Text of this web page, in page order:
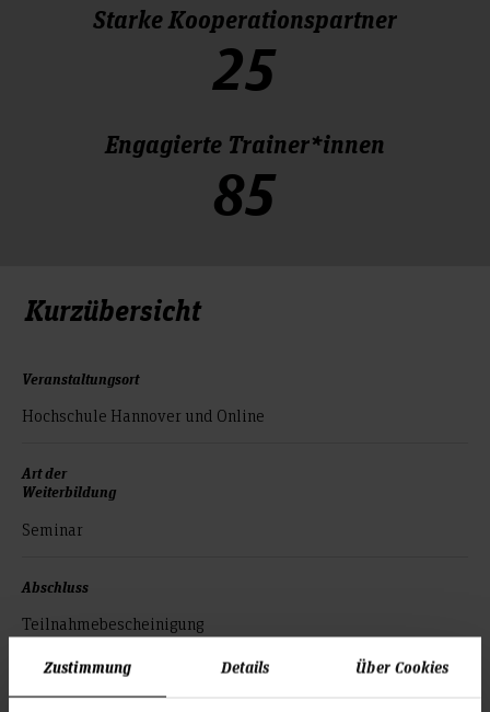
Zustimmung Details Über Cookies
Starke Kooperationspartner
25
Engagierte Trainer*innen
85
Kurzübersicht
Veranstaltungsort
Hochschule Hannover und Online
Art der
Weiterbildung
Seminar
Abschluss
Teilnahmebescheinigung
Kursgebühr